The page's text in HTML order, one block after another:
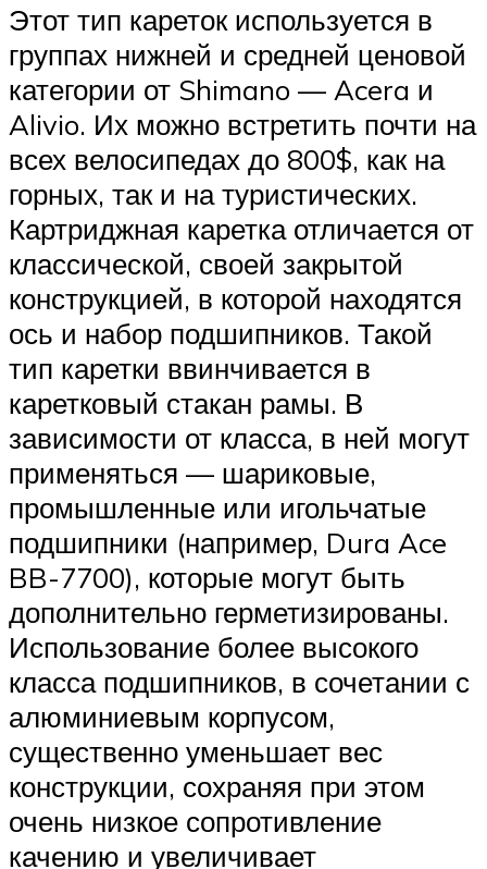
Этот тип кареток используется в
группах нижней и средней ценовой
категории от Shimano — Acera и
Alivio. Их можно встретить почти на
всех велосипедах до 800$, как на
горных, так и на туристических.
Картриджная каретка отличается от
классической, своей закрытой
конструкцией, в которой находятся
ось и набор подшипников. Такой
тип каретки ввинчивается в
каретковый стакан рамы. В
зависимости от класса, в ней могут
применяться — шариковые,
промышленные или игольчатые
подшипники (например, Dura Ace
BB-7700), которые могут быть
дополнительно герметизированы.
Использование более высокого
класса подшипников, в сочетании с
алюминиевым корпусом,
существенно уменьшает вес
конструкции, сохраняя при этом
очень низкое сопротивление
качению и увеличивает